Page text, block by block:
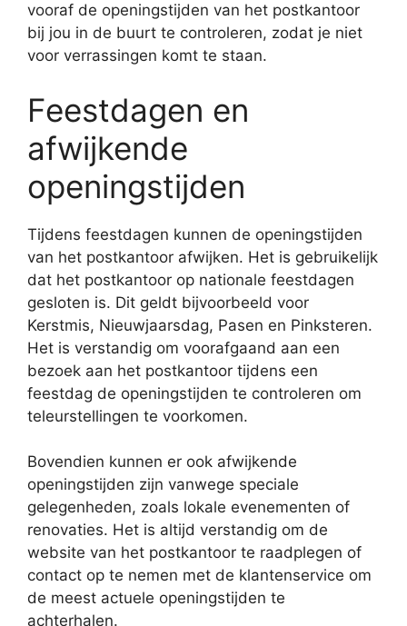
vooraf de openingstijden van het postkantoor
bij jou in de buurt te controleren, zodat je niet
voor verrassingen komt te staan.
Feestdagen en
afwijkende
openingstijden
Tijdens feestdagen kunnen de openingstijden
van het postkantoor afwijken. Het is gebruikelijk
dat het postkantoor op nationale feestdagen
gesloten is. Dit geldt bijvoorbeeld voor
Kerstmis, Nieuwjaarsdag, Pasen en Pinksteren.
Het is verstandig om voorafgaand aan een
bezoek aan het postkantoor tijdens een
feestdag de openingstijden te controleren om
teleurstellingen te voorkomen.
Bovendien kunnen er ook afwijkende
openingstijden zijn vanwege speciale
gelegenheden, zoals lokale evenementen of
renovaties. Het is altijd verstandig om de
website van het postkantoor te raadplegen of
contact op te nemen met de klantenservice om
de meest actuele openingstijden te
achterhalen.